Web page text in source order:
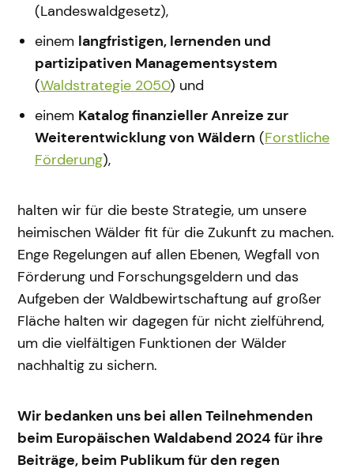
(Landeswaldgesetz),
einem langfristigen, lernenden und
partizipativen Managementsystem
(Waldstrategie 2050) und
einem Katalog finanzieller Anreize zur
Weiterentwicklung von Wäldern (Forstliche
Förderung),
halten wir für die beste Strategie, um unsere
heimischen Wälder fit für die Zukunft zu machen.
Enge Regelungen auf allen Ebenen, Wegfall von
Förderung und Forschungsgeldern und das
Aufgeben der Waldbewirtschaftung auf großer
Fläche halten wir dagegen für nicht zielführend,
um die vielfältigen Funktionen der Wälder
nachhaltig zu sichern.
Wir bedanken uns bei allen Teilnehmenden
beim Europäischen Waldabend 2024 für ihre
Beiträge, beim Publikum für den regen